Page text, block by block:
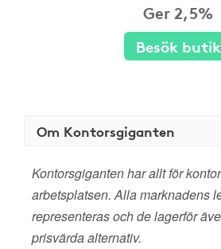
Ger 2,5%
Besök butik
Om Kontorsgiganten
Kontorsgiganten har allt för
arbetsplatsen. Alla marknadens
representeras och de lagerför
prisvärda alternativ.